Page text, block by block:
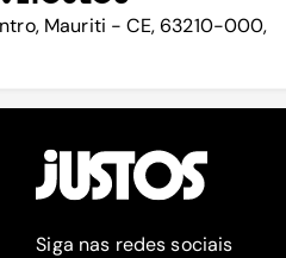
Mauriti - CE, 63210-000,
Siga nas redes sociais